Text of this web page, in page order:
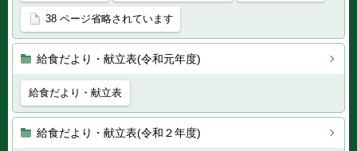
38 ページ省略されています
給食だより・献立表(令和元年度)
給食だより・献立表
給食だより・献立表(令和２年度)